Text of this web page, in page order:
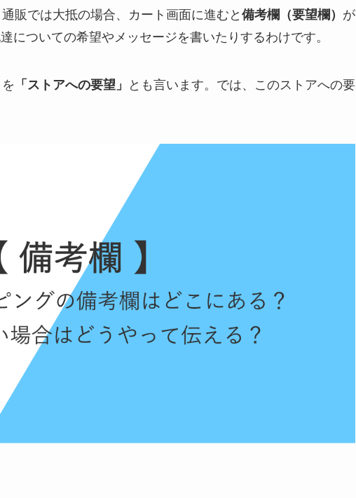
販では大抵の場合、カート画面に進むと 備考欄（要望欄） が
についての希望やメッセージを書いたりするわけです。
「ストアへの要望」
とも言います。では、このストアへの要